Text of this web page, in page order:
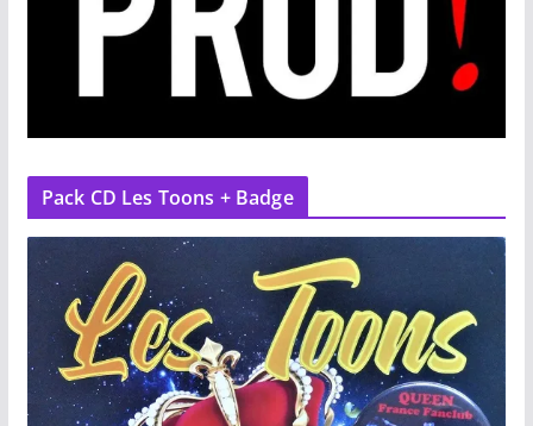
Pack CD Les Toons + Badge